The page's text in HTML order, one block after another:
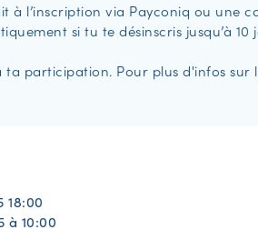
à l’inscription via Payconiq ou une
si tu te désinscris jusqu’à 10
participation. Pour plus d'infos sur
18:00
à 10:00